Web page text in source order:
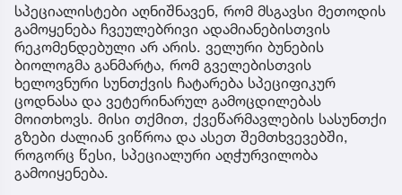
სპეციალისტები აღნიშნავენ, რომ მსგავსი მეთოდის
გამოყენება ჩვეულებრივი ადამიანებისთვის
რეკომენდებული არ არის. ველური ბუნების
ბიოლოგმა განმარტა, რომ გველებისთვის
ხელოვნური სუნთქვის ჩატარება სპეციფიკურ
ცოდნასა და ვეტერინარულ გამოცდილებას
მოითხოვს. მისი თქმით, ქვეწარმავლების სასუნთქი
გზები ძალიან ვიწროა და ასეთ შემთხვევებში,
როგორც წესი, სპეციალური აღჭურვილობა
გამოიყენება.